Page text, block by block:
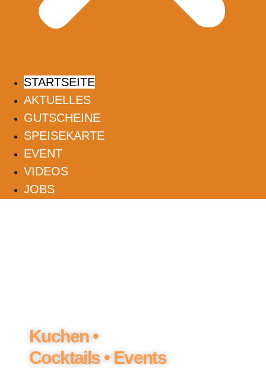
STARTSEITE
AKTUELLES
GUTSCHEINE
SPEISEKARTE
EVENT
VIDEOS
JOBS
Kuchen •
Cocktails • Events